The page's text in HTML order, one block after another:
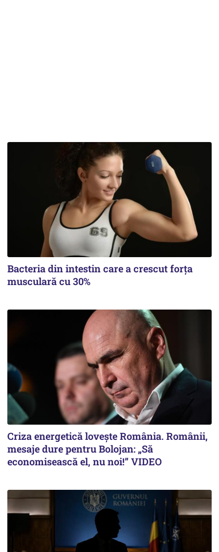
Bacteria din intestin care a crescut forța
musculară cu 30%
Criza energetică lovește România. Românii,
mesaje dure pentru Bolojan: „Să
economisească el, nu noi!” VIDEO